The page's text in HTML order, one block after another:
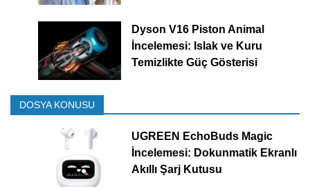
Dyson V16 Piston Animal
İncelemesi: Islak ve Kuru
Temizlikte Güç Gösterisi
DOSYA KONUSU
UGREEN EchoBuds Magic
İncelemesi: Dokunmatik Ekranlı
Akıllı Şarj Kutusu